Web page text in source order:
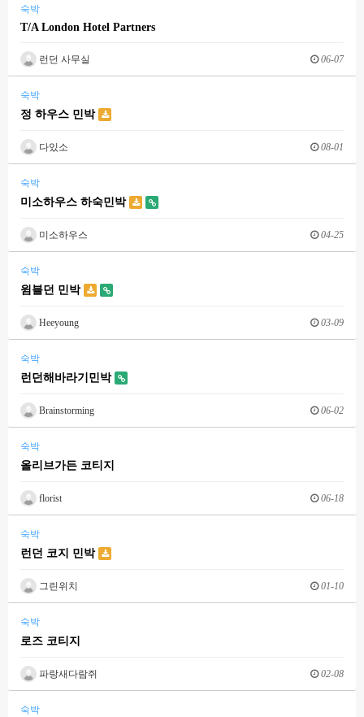
숙박
T/A London Hotel Partners
런던 사무실 06-07
숙박
정 하우스 민박
다있소 08-01
숙박
미소하우스 하숙민박
미소하우스 04-25
숙박
윔블던 민박
Heeyoung 03-09
숙박
런던해바라기민박
Brainstorming 06-02
숙박
올리브가든 코티지
florist 06-18
숙박
런던 코지 민박
그린위치 01-10
숙박
로즈 코티지
파랑새다람쥐 02-08
숙박